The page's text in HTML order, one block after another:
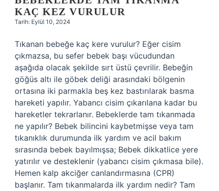
KAÇ KEZ VURULUR
Tarih: Eylül 10, 2024
Tıkanan bebeğe kaç kere vurulur? Eğer cisim
çıkmazsa, bu sefer bebek başı vücudundan
aşağıda olacak şekilde sırt üstü çevrilir. Bebeğin
göğüs altı ile göbek deliği arasındaki bölgenin
ortasına iki parmakla beş kez bastırılarak basma
hareketi yapılır. Yabancı cisim çıkarılana kadar bu
hareketler tekrarlanır. Bebeklerde tam tıkanmada
ne yapılır? Bebek bilincini kaybetmişse veya tam
tıkanıklık durumunda ilk yardım ve acil bakım
sırasında bebek bayılmışsa; Bebek dikkatlice yere
yatırılır ve desteklenir (yabancı cisim çıkmasa bile).
Hemen kalp akciğer canlandırmasına (CPR)
başlanır. Tam tıkanmalarda ilk yardım nedir? Tam